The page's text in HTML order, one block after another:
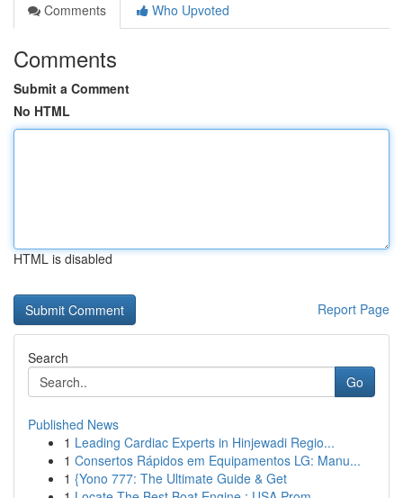
Comments
Who Upvoted
Comments
Submit a Comment
No HTML
HTML is disabled
Report Page
Search
Go
Published News
1 Leading Cardiac Experts in Hinjewadi Regio...
1 Consertos Rápidos em Equipamentos LG: Manu...
1 {Yono 777: The Ultimate Guide & Get